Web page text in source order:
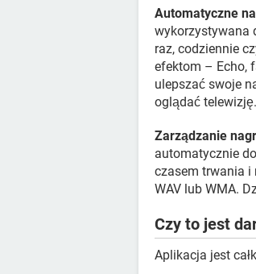
Automatyczne
wykorzystywana
raz, codziennie
efektom – Echo,
ulepszać swoje
oglądać
Zarządzanie
automatycznie
czasem trwania i
WAV lub WMA.
Czy to jest
Aplikacja jest